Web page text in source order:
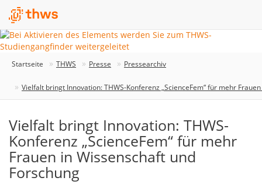
Startseite THWS Presse Pressearchiv
Vielfalt bringt Innovation: THWS-Konferenz „ScienceFem“ für mehr
Vielfalt bringt Innovation: THWS-
Konferenz „ScienceFem“ für mehr
Frauen in Wissenschaft und
Forschung